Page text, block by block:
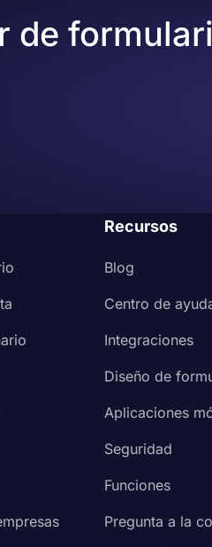
formulario
su formulario antes de
de
Recursos
Blog
Centro de
Integraciones
Diseño de
Aplicaciones
Seguridad
Funciones
Pregunta a la